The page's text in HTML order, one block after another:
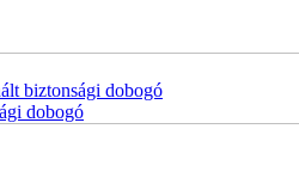
biztonsági dobogó
dobogó